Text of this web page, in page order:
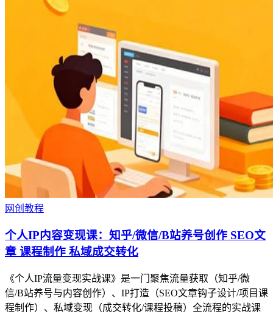
网创教程
个人IP内容变现课：知乎/微信/B站养号创作 SEO文
章 课程制作 私域成交转化
《个人IP流量变现实战课》是一门聚焦流量获取（知乎/微
信/B站养号与内容创作）、IP打造（SEO文章钩子设计/项目课
程制作）、私域变现（成交转化/课程投稿）全流程的实战课